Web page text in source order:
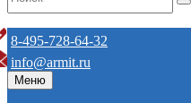
8-495-728-64-32
info@armit.ru
Меню